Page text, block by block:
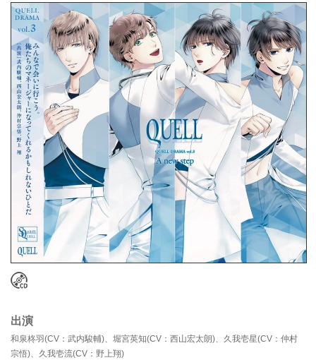
出演
和泉柊羽(CV：武内駿輔)、堀宮英知(CV：西山宏太朗)、久我壱星(CV：仲村
宗悟)、久我壱流(CV：野上翔)